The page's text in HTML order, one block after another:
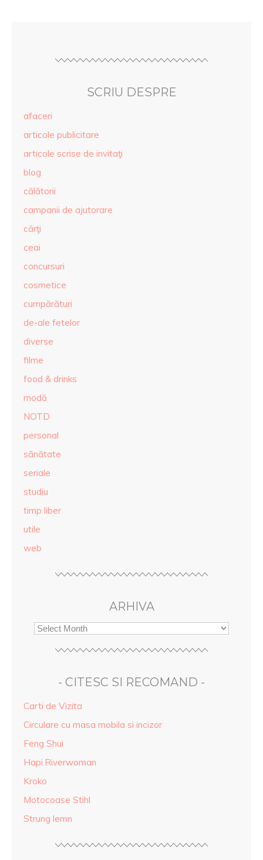
SCRIU DESPRE
afaceri
articole publicitare
articole scrise de invitaţi
blog
călătorii
campanii de ajutorare
cărţi
ceai
concursuri
cosmetice
cumpărături
de-ale fetelor
diverse
filme
food & drinks
modă
NOTD
personal
sănătate
seriale
studiu
timp liber
utile
web
ARHIVA
- CITESC SI RECOMAND -
Carti de Vizita
Circulare cu masa mobila si incizor
Feng Shui
Hapi.Riverwoman
Kroko
Motocoase Stihl
Strung lemn